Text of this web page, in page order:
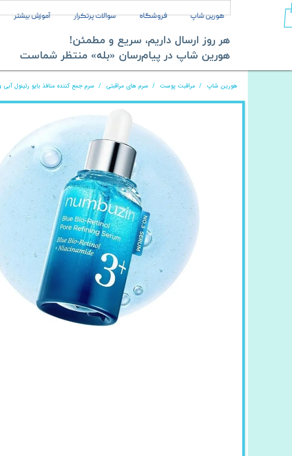
هورین شاپ فروشگاه سوالات پرتکرار آموزش بیشتر
هر روز ارسال داریم، سریع و مطمئن!
​​​​​​​هورین شاپ در پیام‌رسان «بله» منتظر شماست​​​​​​​
هورین شاپ مراقبت پوست سرم های مراقبتی سرم جمع کننده منافذ بایو رتینول آبی و